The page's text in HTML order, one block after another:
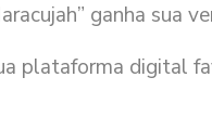
ganha sua
plataforma digital